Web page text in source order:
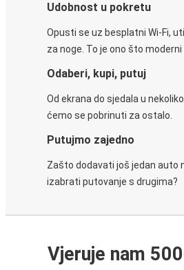
Udobnost u pokretu
Opusti se uz besplatni Wi-Fi,
za noge. To je ono što moderni
Odaberi, kupi, putuj
Od ekrana do sjedala u
ćemo se pobrinuti za ostalo.
Putujmo zajedno
Zašto dodavati još jedan auto
izabrati putovanje s drugima?
Vjeruje nam